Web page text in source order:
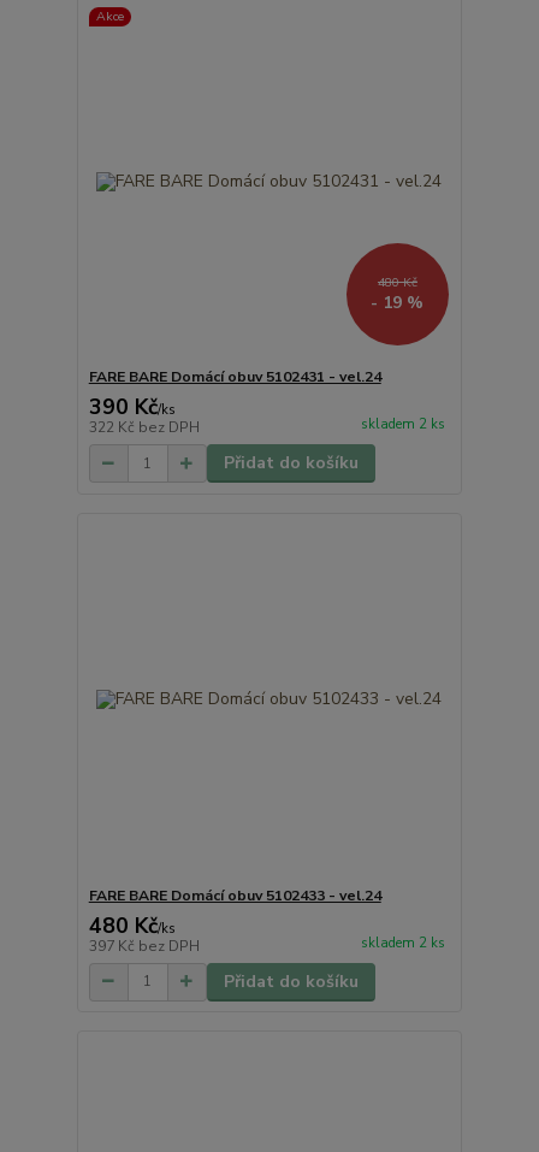
Akce
480 Kč
- 19 %
FARE BARE Domácí obuv 5102431 - vel.24
390 Kč/ks
322 Kč bez DPH skladem 2 ks
Přidat do košíku
FARE BARE Domácí obuv 5102433 - vel.24
480 Kč/ks
397 Kč bez DPH skladem 2 ks
Přidat do košíku